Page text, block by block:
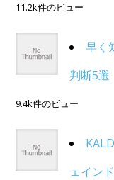
11.2k件のビュー
早く
判断5選
9.4k件のビュー
ェイン